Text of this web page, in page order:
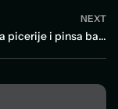
NEXT
Tartufi za picerije i pinsa barove: porcija, cena dodatka i servis bez otpisa